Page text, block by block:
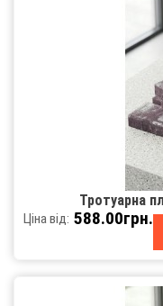
Тротуарна
Ціна від: 588.00грн.